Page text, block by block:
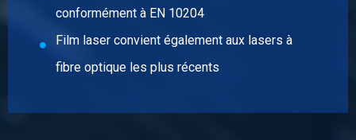
conformément à EN 10204
Film laser convient également aux lasers à
fibre optique les plus récents